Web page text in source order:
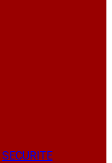
SECURITE